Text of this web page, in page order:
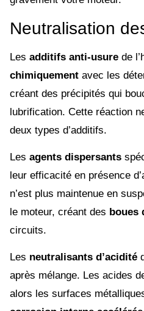
Neutralisation
Les additifs anti-usure de
chimiquement avec les
créant des précipités qui
lubrification. Cette réaction
deux types d’additifs.
Les agents dispersants
leur efficacité en présence
n’est plus maintenue en
le moteur, créant des boues
circuits.
Les neutralisants d’acidité
après mélange. Les acides
alors les surfaces